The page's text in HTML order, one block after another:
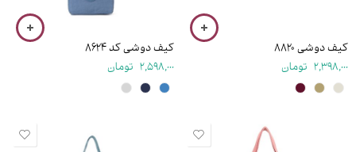
کیف دوشی ۸۸۲۰
2,398,000 تومان
کیف دوشی کد ۸۶۲۴
2,598,000 تومان